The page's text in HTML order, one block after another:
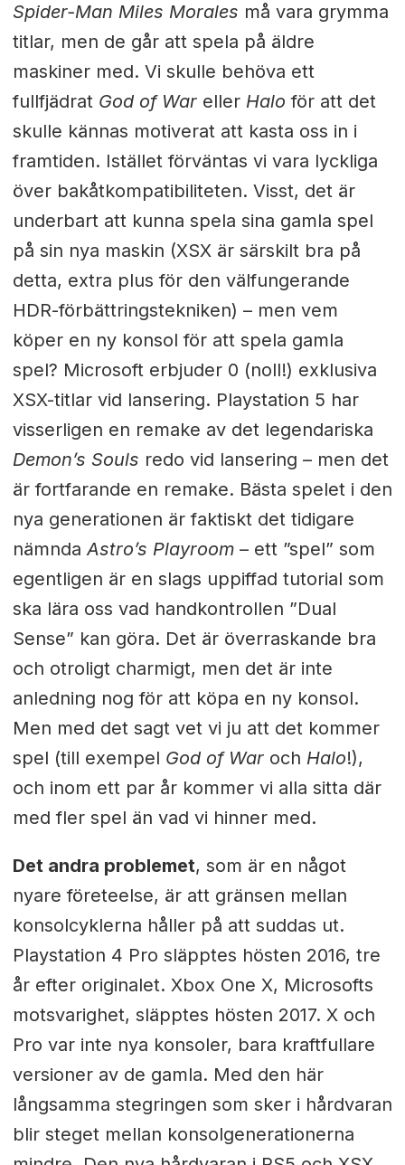
Spider-Man Miles Morales må vara grymma
titlar, men de går att spela på äldre
maskiner med. Vi skulle behöva ett
fullfjädrat God of Wareller Halo för att det
skulle kännas motiverat att kasta oss in i
framtiden. Istället förväntas vi vara lyckliga
över bakåtkompatibiliteten. Visst, det är
underbart att kunna spela sina gamla spel
på sin nya maskin (XSX är särskilt bra på
detta, extra plus för den välfungerande
HDR-förbättringstekniken) – men vem
köper en ny konsol för att spela gamla
spel? Microsoft erbjuder 0 (noll!) exklusiva
XSX-titlar vid lansering. Playstation 5 har
visserligen en remake av det legendariska
Demon’s Souls redo vid lansering – men det
är fortfarande en remake. Bästa spelet i den
nya generationen är faktiskt det tidigare
nämndaAstro’s Playroom– ett ”spel” som
egentligen är en slags uppiffad tutorial som
ska lära oss vad handkontrollen ”Dual
Sense” kan göra. Det är överraskande bra
och otroligt charmigt, men det är inte
anledning nog för att köpa en ny konsol.
Men med det sagt vet vi ju att det kommer
spel (till exempel God of Waroch Halo!),
och inom ett par år kommer vi alla sitta där
med fler spel än vad vi hinner med.
Det andra problemet, som är en något
nyare företeelse, är att gränsen mellan
konsolcyklerna håller på att suddas ut.
Playstation 4 Pro släpptes hösten 2016, tre
år efter originalet. Xbox One X, Microsofts
motsvarighet, släpptes hösten 2017. X och
Pro var inte nya konsoler, bara kraftfullare
versioner av de gamla. Med den här
långsamma stegringen som sker i hårdvaran
blir steget mellan konsolgenerationerna